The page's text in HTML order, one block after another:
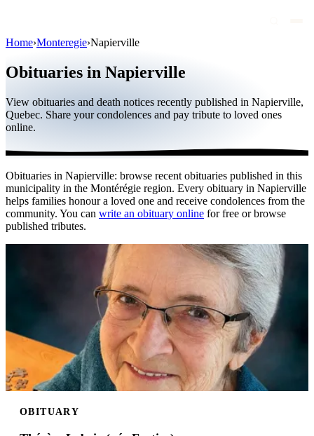
Public figures
Quebec
International
By region
By city
Publish an obituary
Home›Monteregie›Napierville
Obituaries in Napierville
View obituaries and death notices recently published in Napierville,
Quebec. Share your condolences and pay tribute to loved ones
online.
Obituaries in Napierville: browse recent obituaries published in this
municipality in the Montérégie region. Every obituary in Napierville
helps families honour a loved one and receive condolences from the
community. You can write an obituary online for free or browse
published tributes.
OBITUARY